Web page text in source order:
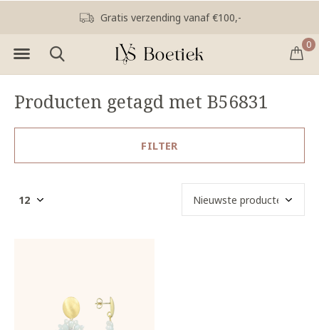
0
Gratis verzending vanaf €100,-
Producten getagd met B56831
FILTER